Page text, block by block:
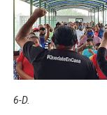
Gobernación
Corposalud
Fortalecen
Fortaleciendo
6-D.